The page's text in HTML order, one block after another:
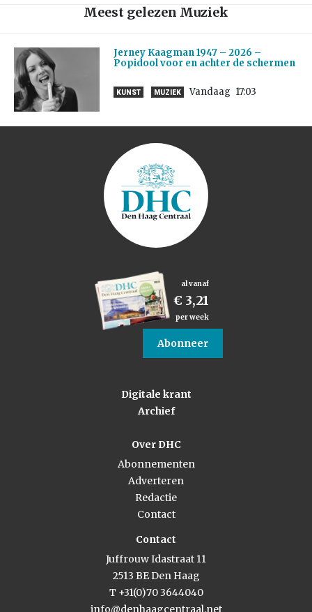
Meest gelezen Muziek
Jerney Kaagman 1947 – 2026 –
Popidool voor en achter de schermen
KUNST MUZIEK Vandaag 17:03
al vanaf
€ 3,21
per week
Abonneer
Digitale krant
Archief
Over DHC
Abonnementen
Adverteren
Redactie
Contact
Contact
Juffrouw Idastraat 11
2513 BE Den Haag
T +31(0)70 3644040
info@denhaagcentraal.net